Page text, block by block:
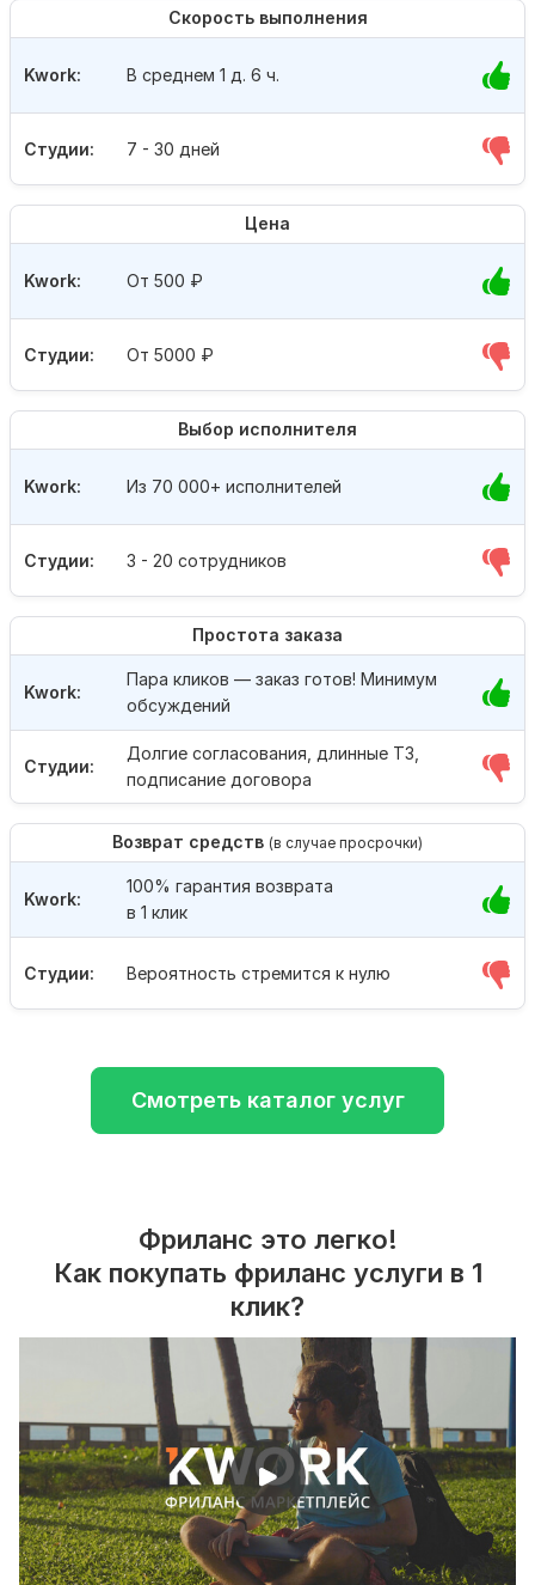
Скорость выполнения
Студии: 7 - 30 дней
Kwork: В среднем 1 д. 6 ч.
Цена
Студии: От 5000 ₽
Kwork: От 500 ₽
Выбор исполнителя
Студии: 3 - 20 сотрудников
Kwork: Из 70 000+ исполнителей
Простота заказа
Студии:
Долгие согласования, длинные ТЗ,
подписание договора
Kwork:
Пара кликов — заказ готов! Минимум
обсуждений
Возврат средств (в случае просрочки)
Студии: Вероятность стремится к нулю
Kwork:
100% гарантия возврата
в 1 клик
Смотреть каталог услуг
Фриланс это легко!
Как покупать фриланс услуги в 1
клик?